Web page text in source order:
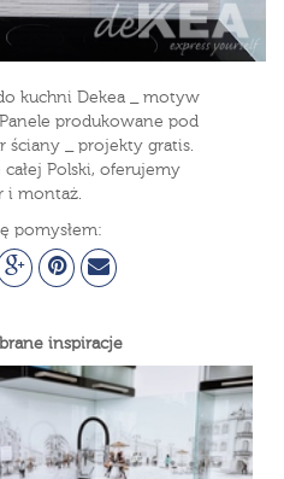
kuchni Dekea _ motyw
produkowane pod
_ projekty gratis.
Polski, oferujemy
i montaż.
pomysłem:
inspiracje